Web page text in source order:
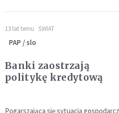
13 lat temu ŚWIAT
PAP / slo
Banki zaostrzają
politykę kredytową
Pogarszająca się sytuacja